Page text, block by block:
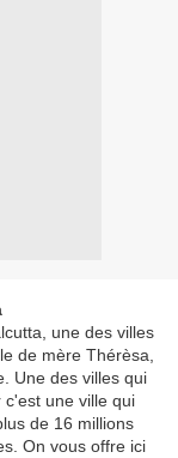
une des villes
de mère Thérèsa,
Une des villes qui
une ville qui
de 16 millions
On vous offre ici